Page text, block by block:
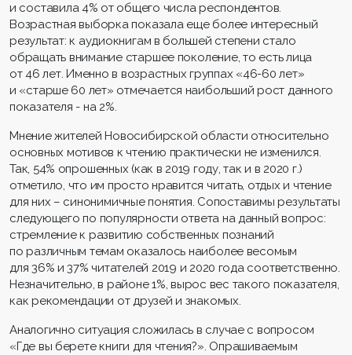
и составила 4% от общего числа респондентов.
Возрастная выборка показала еще более интересный
результат: к аудиокнигам в большей степени стало
обращать внимание старшее поколение, то есть лица
от 46 лет. Именно в возрастных группах «46-60 лет»
и «старше 60 лет» отмечается наибольший рост данного
показателя - на 2%.
Мнение жителей Новосибирской области относительно
основных мотивов к чтению практически не изменился.
Так, 54% опрошенных (как в 2019 году, так и в 2020 г.)
отметило, что им просто нравится читать, отдых и чтение
для них – синонимичные понятия. Сопоставимы результаты
следующего по популярности ответа на данный вопрос:
стремление к развитию собственных познаний
по различным темам оказалось наиболее весомым
для 36% и 37% читателей 2019 и 2020 года соответственно.
Незначительно, в районе 1%, вырос вес такого показателя,
как рекомендации от друзей и знакомых.
Аналогично ситуация сложилась в случае с вопросом
«Где вы берете книги для чтения?». Опрашиваемым